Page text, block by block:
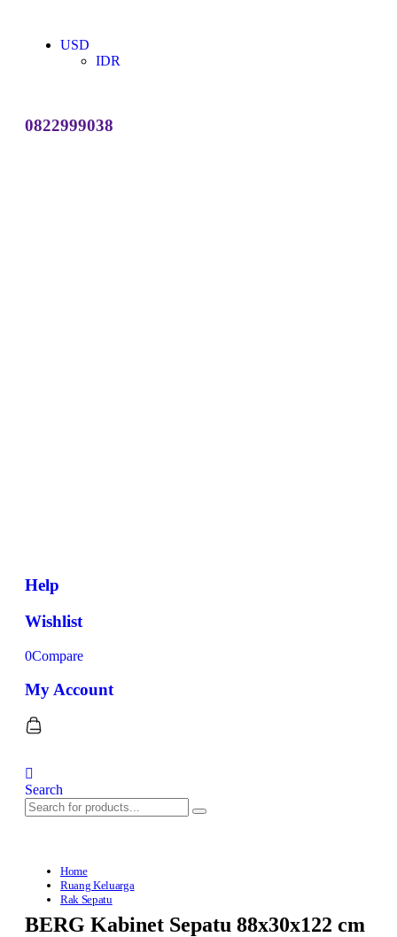
USD
IDR
0822999038
Help
Wishlist
0Compare
My Account
Search
Home
Ruang Keluarga
Rak Sepatu
BERG Kabinet Sepatu 88x30x122 cm